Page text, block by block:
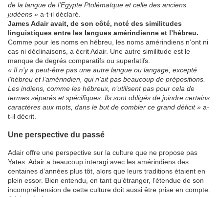
de la langue de l’Egypte Ptolémaïque et celle des anciens
judéens » a-t-il déclaré.
James Adair avait, de son côté, noté des similitudes
linguistiques entre les langues amérindienne et l’hébreu.
Comme pour les noms en hébreu, les noms amérindiens n’ont ni
cas ni déclinaisons, a écrit Adair. Une autre similitude est le
manque de degrés comparatifs ou superlatifs.
« Il n’y a peut-être pas une autre langue ou langage, excepté
l’hébreu et l’amérindien, qui n’ait pas beaucoup de prépositions.
Les indiens, comme les hébreux, n’utilisent pas pour cela de
termes séparés et spécifiques. Ils sont obligés de joindre certains
caractères aux mots, dans le but de combler ce grand déficit » a-
t-il décrit.
Une perspective du passé
Adair offre une perspective sur la culture que ne propose pas
Yates. Adair a beaucoup interagi avec les amérindiens des
centaines d’années plus tôt, alors que leurs traditions étaient en
plein essor. Bien entendu, en tant qu’étranger, l’étendue de son
incompréhension de cette culture doit aussi être prise en compte.